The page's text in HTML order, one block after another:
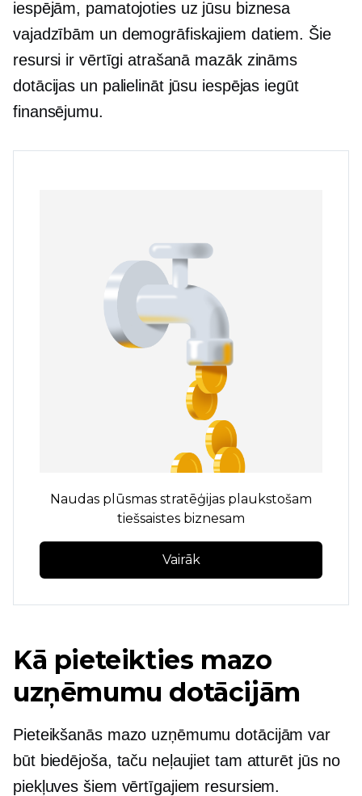
iespējām, pamatojoties uz jūsu biznesa
vajadzībām un demogrāfiskajiem datiem. Šie
resursi ir vērtīgi atrašanā mazāk zināms
dotācijas un palielināt jūsu iespējas iegūt
finansējumu.
Naudas plūsmas stratēģijas plaukstošam
tiešsaistes biznesam
Vairāk
Kā pieteikties mazo
uzņēmumu dotācijām
Pieteikšanās mazo uzņēmumu dotācijām var
būt biedējoša, taču neļaujiet tam atturēt jūs no
piekļuves šiem vērtīgajiem resursiem.